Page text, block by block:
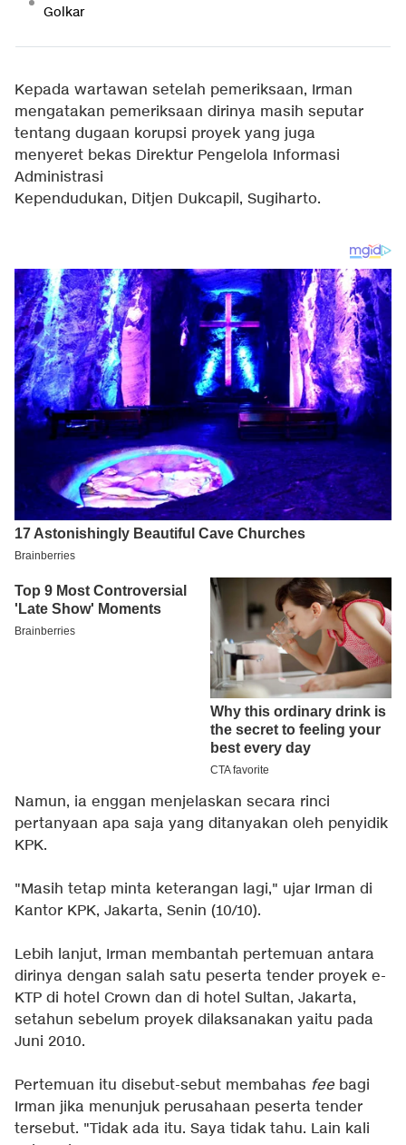
Golkar
Kepada wartawan setelah pemeriksaan, Irman
mengatakan pemeriksaan dirinya masih seputar
tentang dugaan korupsi proyek yang juga
menyeret bekas Direktur Pengelola Informasi
Administrasi
Kependudukan, Ditjen Dukcapil, Sugiharto.
Namun, ia enggan menjelaskan secara rinci
pertanyaan apa saja yang ditanyakan oleh penyidik
KPK.
"Masih tetap minta keterangan lagi," ujar Irman di
Kantor KPK, Jakarta, Senin (10/10).
Lebih lanjut, Irman membantah pertemuan antara
dirinya dengan salah satu peserta tender proyek e-
KTP di hotel Crown dan di hotel Sultan, Jakarta,
setahun sebelum proyek dilaksanakan yaitu pada
Juni 2010.
Pertemuan itu disebut-sebut membahas fee bagi
Irman jika menunjuk perusahaan peserta tender
tersebut. "Tidak ada itu. Saya tidak tahu. Lain kali